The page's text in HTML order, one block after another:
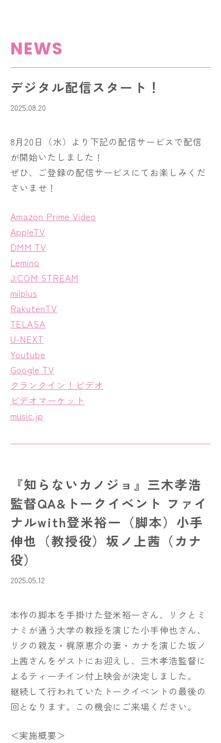
NEWS
デジタル配信スタート！
2025.08.20
8月20日（水）より下記の配信サービスで配信
が開始いたしました！
ぜひ、ご登録の配信サービスにてお楽しみくだ
さいませ！
Amazon Prime Video
AppleTV
DMM TV
Lemino
J:COM STREAM
milplus
RakutenTV
TELASA
U-NEXT
Youtube
Google TV
クランクイン！ビデオ
ビデオマーケット
music.jp
『知らないカノジョ』三木孝浩
監督QA&トークイベント ファイ
ナルwith登米裕一（脚本）小手
伸也（教授役）坂ノ上茜（カナ
役）
2025.05.12
本作の脚本を手掛けた登米裕一さん、リクとミ
ナミが通う大学の教授を演じた小手伸也さん、
リクの親友・梶原恵介の妻・カナを演じた坂ノ
上茜さんをゲストにお迎えし、三木孝浩監督に
よるティーチイン付上映会が決定しました。
継続して行われていたトークイベントの最後の
回となります。この機会にご来場ください。
＜実施概要＞